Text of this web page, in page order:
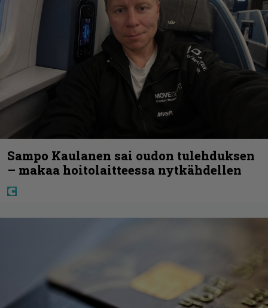
Sampo Kaulanen sai oudon tulehduksen
– makaa hoitolaitteessa nytkähdellen